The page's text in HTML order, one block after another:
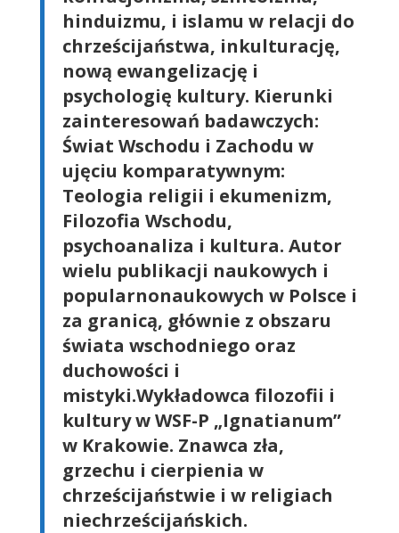
hinduizmu, i islamu w relacji do
chrześcijaństwa, inkulturację,
nową ewangelizację i
psychologię kultury. Kierunki
zainteresowań badawczych:
Świat Wschodu i Zachodu w
ujęciu komparatywnym:
Teologia religii i ekumenizm,
Filozofia Wschodu,
psychoanaliza i kultura. Autor
wielu publikacji naukowych i
popularnonaukowych w Polsce i
za granicą, głównie z obszaru
świata wschodniego oraz
duchowości i
mistyki.Wykładowca filozofii i
kultury w WSF-P „Ignatianum”
w Krakowie. Znawca zła,
grzechu i cierpienia w
chrześcijaństwie i w religiach
niechrześcijańskich.